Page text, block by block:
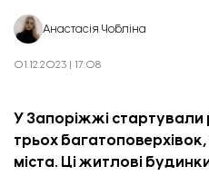
Шлях додому
Відбудова. Життя
Про нас
Анастасія Чобліна
01.12.2023 | 17:08
У Запоріжжі стартували
трьох
міста. Ці житлові